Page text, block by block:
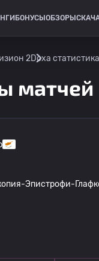
БОНУСЫ ОБЗОРЫ
2Doxa
матчей
Эпистрофи-